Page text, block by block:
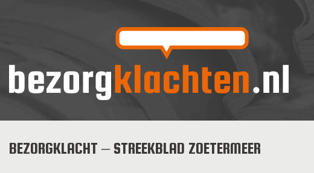
BEZORGKLACHT – STREEKBLAD ZOETERMEER